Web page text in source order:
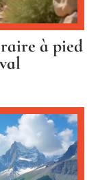
à pied